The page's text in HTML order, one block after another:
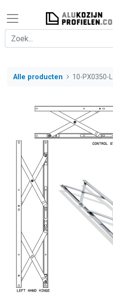
Alle producten 10-PX0350-L